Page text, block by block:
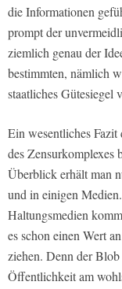
die Informationen
prompt der
ziemlich genau der
bestimmten, nämlich
staatliches Gütesiegel
Ein wesentliches
des Zensurkomplexes
Überblick erhält man
und in einigen
Haltungsmedien
es schon einen Wert
ziehen. Denn der
Öffentlichkeit am